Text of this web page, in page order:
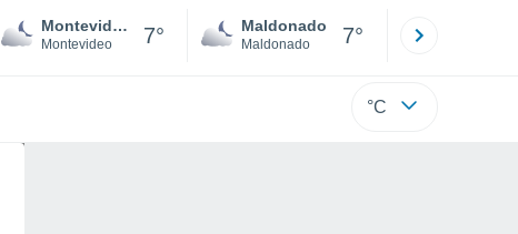
Montevideo
Montevideo 7° Maldonado
Maldonado 7°
°C